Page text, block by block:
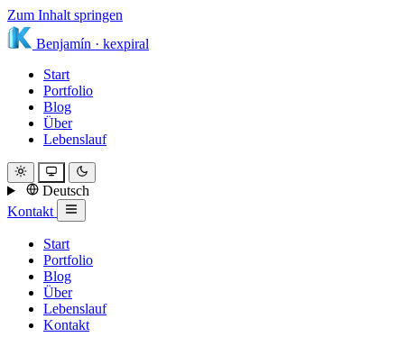
Zum Inhalt springen
Benjamín · kexpiral
Start
Portfolio
Blog
Über
Lebenslauf
Deutsch
Kontakt
Start
Portfolio
Blog
Über
Lebenslauf
Kontakt